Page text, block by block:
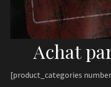
Achat
[product_categories